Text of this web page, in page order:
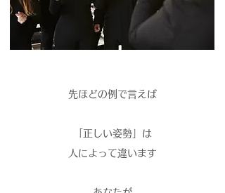
先ほどの例で言えば
「正しい姿勢」は
人によって違います